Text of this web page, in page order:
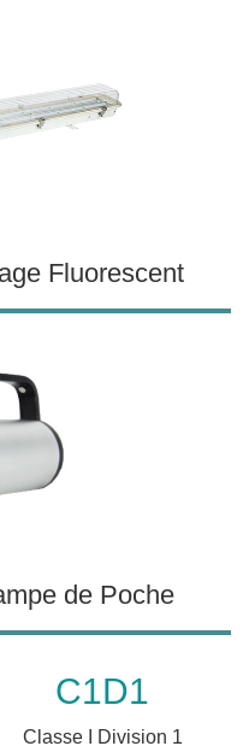
Fluorescent
de Poche
C1D1
Classe I Division 1